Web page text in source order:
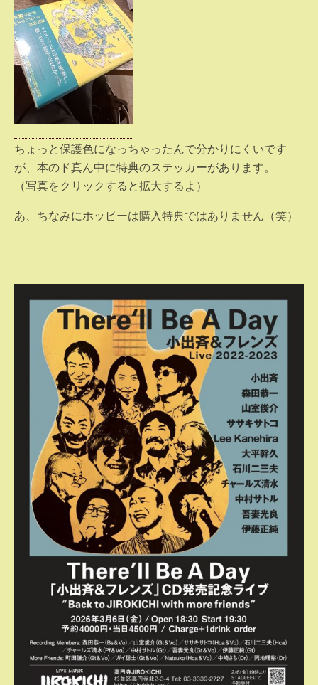
ちょっと保護色になっちゃったんで分かりにくいです
が、本のド真ん中に特典のステッカーがあります。
（写真をクリックすると拡大するよ）
あ、ちなみにホッピーは購入特典ではありません（笑）